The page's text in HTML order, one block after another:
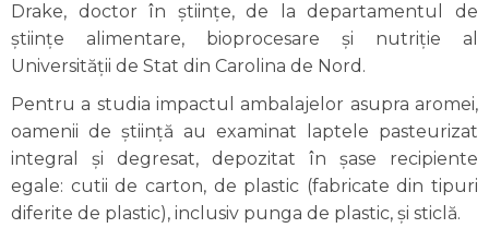
Drake, doctor în științe, de la departamentul de
științe alimentare, bioprocesare și nutriție al
Universității de Stat din Carolina de Nord.
Pentru a studia impactul ambalajelor asupra aromei,
oamenii de știință au examinat laptele pasteurizat
integral și degresat, depozitat în șase recipiente
egale: cutii de carton, de plastic (fabricate din tipuri
diferite de plastic), inclusiv punga de plastic, și sticlă.